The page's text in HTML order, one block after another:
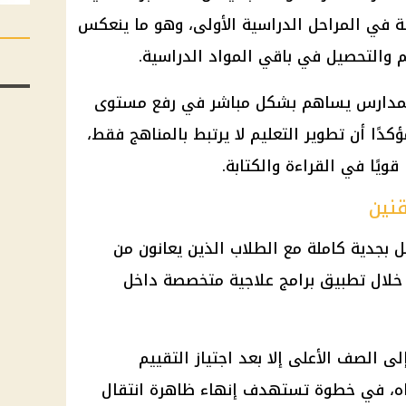
في المراحل الدراسية الأولى، وهو ما ينعكس
في باقي المواد الدراسية.
يساهم بشكل مباشر في رفع مستوى
أن تطوير التعليم لا يرتبط بالمناهج فقط،
في القراءة والكتابة.
بجدية كاملة مع الطلاب الذين يعانون من
تطبيق برامج علاجية متخصصة داخل
الصف الأعلى إلا بعد اجتياز التقييم
في خطوة تستهدف إنهاء ظاهرة انتقال